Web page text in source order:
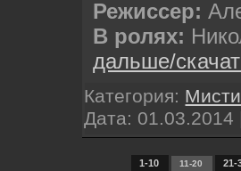
Режиссер:
В ролях:
дальше/
Категория:
Дата: 01.03.2014
1-10 11-20 21-